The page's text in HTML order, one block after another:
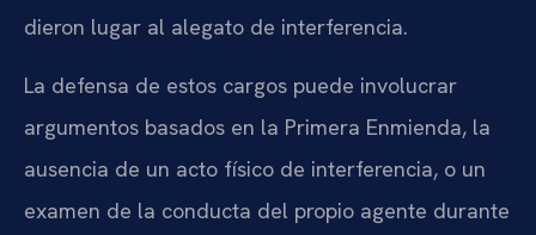
dieron lugar al alegato de interferencia.
La defensa de estos cargos puede involucrar
argumentos basados en la Primera Enmienda, la
ausencia de un acto físico de interferencia, o un
examen de la conducta del propio agente durante